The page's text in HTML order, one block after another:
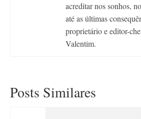
acreditar nos sonhos,
até as últimas
proprietário e editor-
Valentim.
Posts Similares